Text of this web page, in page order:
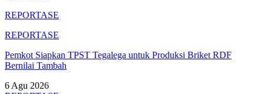
REPORTASE
REPORTASE
Pemkot Siapkan TPST Tegalega untuk Produksi Briket RDF
Bernilai Tambah
6 Agu 2026